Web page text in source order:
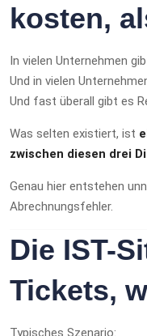
kosten,
In vielen Unternehmen
Und in vielen
Und fast überall gibt es
Was selten existiert, ist
zwischen diesen drei
Genau hier entstehen
Abrechnungsfehler.
Die IST-
Tickets,
Typisches Szenario: